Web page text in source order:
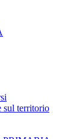
sul territorio